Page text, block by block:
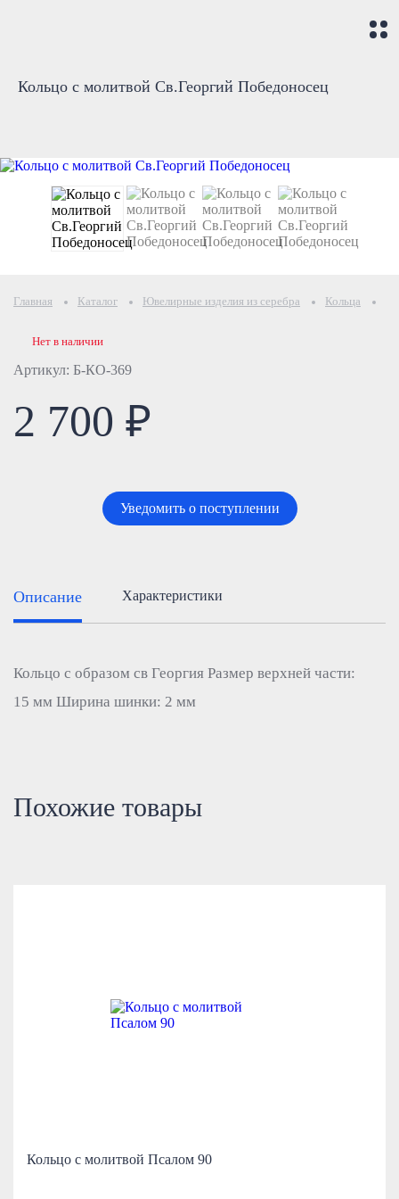
Кольцо с молитвой Св.Георгий Победоносец
Главная Каталог Ювелирные изделия из серебра Кольца
Артикул: Б-КО-369
Нет в наличии
2 700 ₽
Уведомить о поступлении
Описание Характеристики
Кольцо с образом св Георгия Размер верхней части:
15 мм Ширина шинки: 2 мм
Похожие товары
Кольцо с молитвой Псалом 90